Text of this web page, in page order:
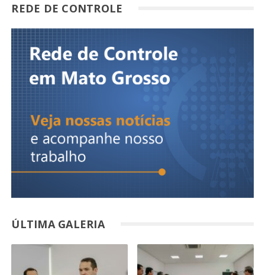
REDE DE CONTROLE
ÚLTIMA GALERIA